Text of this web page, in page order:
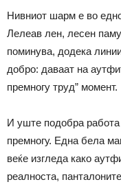
Нивниот шарм е во
Лелеав лен, лесен
поминува, додека
добро: даваат на
премногу труд” момент.
И уште подобра
премногу. Една бела
веќе изгледа како
реалноста,